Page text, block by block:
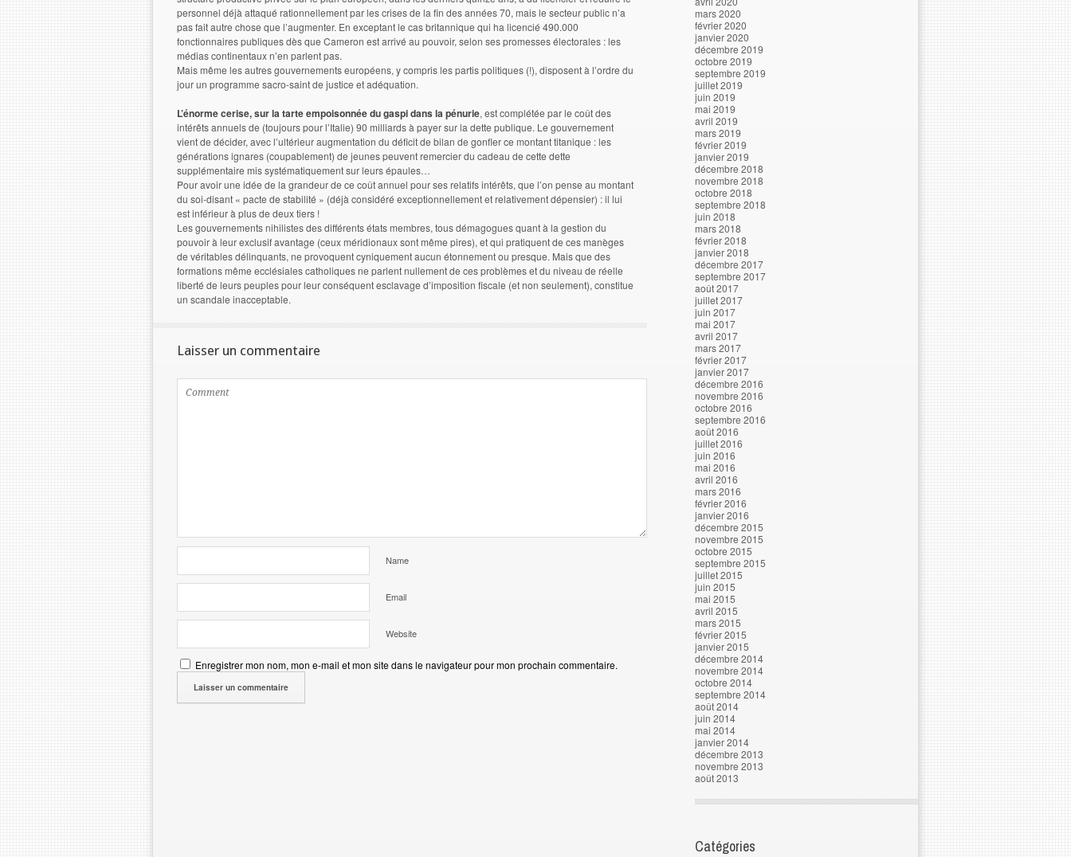
personnel déjà attaqué rationnellement par les crises de la fin des années 70, mais le secteur public n’a
pas fait autre chose que l’augmenter. En exceptant le cas britannique qui ha licencié 490.000
fonctionnaires publiques dès que Cameron est arrivé au pouvoir, selon ses promesses électorales : les
médias continentaux n’en parlent pas.
Mais même les autres gouvernements européens, y compris les partis politiques (!), disposent à l’ordre du
jour un programme sacro-saint de justice et adéquation.
L’énorme cerise, sur la tarte empoisonnée du gaspi dans la pénurie, est complétée par le coût des
intérêts annuels de (toujours pour l’Italie) 90 milliards à payer sur la dette publique. Le gouvernement
vient de décider, avec l’ultérieur augmentation du déficit de bilan de gonfler ce montant titanique : les
générations ignares (coupablement) de jeunes peuvent remercier du cadeau de cette dette
supplémentaire mis systématiquement sur leurs épaules…
Pour avoir une idée de la grandeur de ce coût annuel pour ses relatifs intérêts, que l’on pense au montant
du soi-disant « pacte de stabilité » (déjà considéré exceptionnellement et relativement dépensier) : il lui
est inférieur à plus de deux tiers !
Les gouvernements nihilistes des différents états membres, tous démagogues quant à la gestion du
pouvoir à leur exclusif avantage (ceux méridionaux sont même pires), et qui pratiquent de ces manèges
de véritables délinquants, ne provoquent cyniquement aucun étonnement ou presque. Mais que des
formations même ecclésiales catholiques ne parlent nullement de ces problèmes et du niveau de réelle
liberté de leurs peuples pour leur conséquent esclavage d’imposition fiscale (et non seulement), constitue
un scandale inacceptable.
Laisser un commentaire
Name
Email
Website
Enregistrer mon nom, mon e-mail et mon site dans le navigateur pour mon prochain commentaire.
mars 2020
février 2020
janvier 2020
décembre 2019
octobre 2019
septembre 2019
juillet 2019
juin 2019
mai 2019
avril 2019
mars 2019
février 2019
janvier 2019
décembre 2018
novembre 2018
octobre 2018
septembre 2018
juin 2018
mars 2018
février 2018
janvier 2018
décembre 2017
septembre 2017
août 2017
juillet 2017
juin 2017
mai 2017
avril 2017
mars 2017
février 2017
janvier 2017
décembre 2016
novembre 2016
octobre 2016
septembre 2016
août 2016
juillet 2016
juin 2016
mai 2016
avril 2016
mars 2016
février 2016
janvier 2016
décembre 2015
novembre 2015
octobre 2015
septembre 2015
juillet 2015
juin 2015
mai 2015
avril 2015
mars 2015
février 2015
janvier 2015
décembre 2014
novembre 2014
octobre 2014
septembre 2014
août 2014
juin 2014
mai 2014
janvier 2014
décembre 2013
novembre 2013
août 2013
Catégories